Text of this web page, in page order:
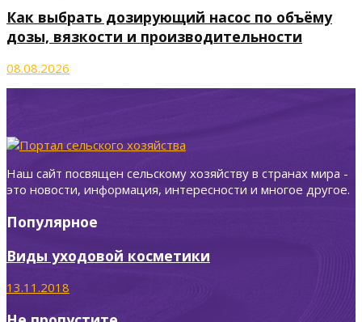
Как выбрать дозирующий насос по объёму
дозы, вязкости и производительности
08.08.2026
Наш сайт посвящен сельскому хозяйству в странах мира -
это новости, информация, интересности и многое другое.
Популярное
Виды уходовой косметики
13.11.2018